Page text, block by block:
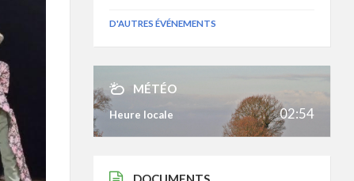
D'AUTRES ÉVÉNEMENTS
MÉTÉO
Heure locale 02:54